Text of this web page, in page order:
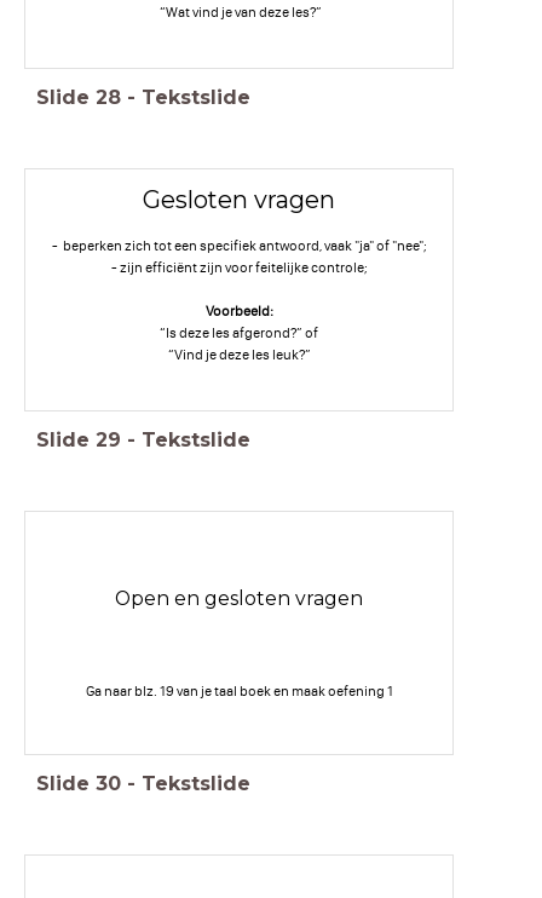
“Wat vind je van deze les?”
Slide 28 - Tekstslide
Gesloten vragen
- beperken zich tot een specifiek antwoord, vaak "ja" of "nee";
- zijn efficiënt zijn voor feitelijke controle;
Voorbeeld:
“Is deze les afgerond?” of
“Vind je deze les leuk?”
Slide 29 - Tekstslide
Open en gesloten vragen
Ga naar blz. 19 van je taal boek en maak oefening 1
Slide 30 - Tekstslide